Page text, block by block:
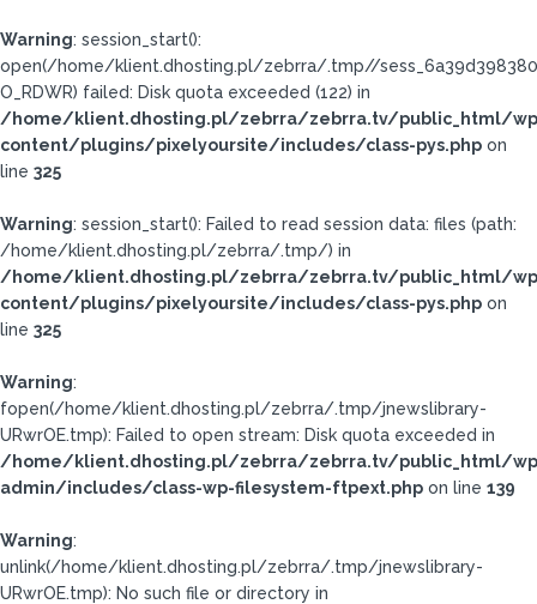
Warning: session_start():
open(/home/klient.dhosting.pl/zebrra/.tmp//
O_RDWR) failed: Disk quota exceeded (122) in
/home/klient.dhosting.pl/zebrra/zebrra.tv/public_html/
content/plugins/pixelyoursite/includes/class-pys.php on
line 325
Warning: session_start(): Failed to read session data: files (path:
/home/klient.dhosting.pl/zebrra/.tmp/) in
/home/klient.dhosting.pl/zebrra/zebrra.tv/public_html/
content/plugins/pixelyoursite/includes/class-pys.php on
line 325
Warning:
fopen(/home/klient.dhosting.pl/zebrra/.tmp/jnewslibrary-
URwrOE.tmp): Failed to open stream: Disk quota exceeded in
/home/klient.dhosting.pl/zebrra/zebrra.tv/public_html/
admin/includes/class-wp-filesystem-ftpext.php on line 139
Warning:
unlink(/home/klient.dhosting.pl/zebrra/.tmp/jnewslibrary-
URwrOE.tmp): No such file or directory in